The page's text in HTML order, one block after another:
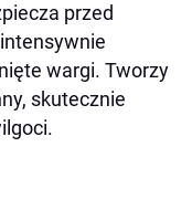
przed
wargi. Tworzy
skutecznie